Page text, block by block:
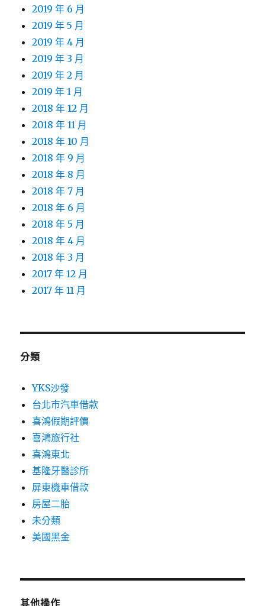
2019 年 6 月
2019 年 5 月
2019 年 4 月
2019 年 3 月
2019 年 2 月
2019 年 1 月
2018 年 12 月
2018 年 11 月
2018 年 10 月
2018 年 9 月
2018 年 8 月
2018 年 7 月
2018 年 6 月
2018 年 5 月
2018 年 4 月
2018 年 3 月
2017 年 12 月
2017 年 11 月
分類
YKS沙發
台北市汽車借款
喜鴻假期評價
喜鴻旅行社
喜鴻東北
基隆牙醫診所
屏東機車借款
房屋二胎
未分類
美國黑金
其他操作